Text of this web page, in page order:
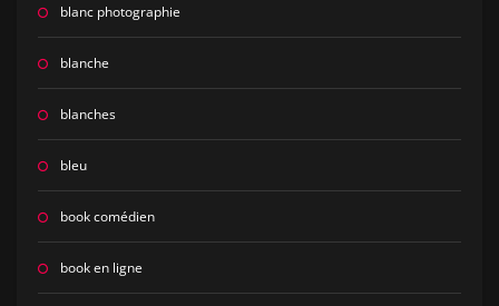
blanc photographie
blanche
blanches
bleu
book comédien
book en ligne